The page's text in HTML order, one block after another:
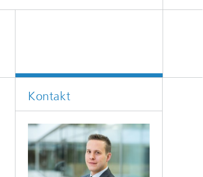
Kontakt